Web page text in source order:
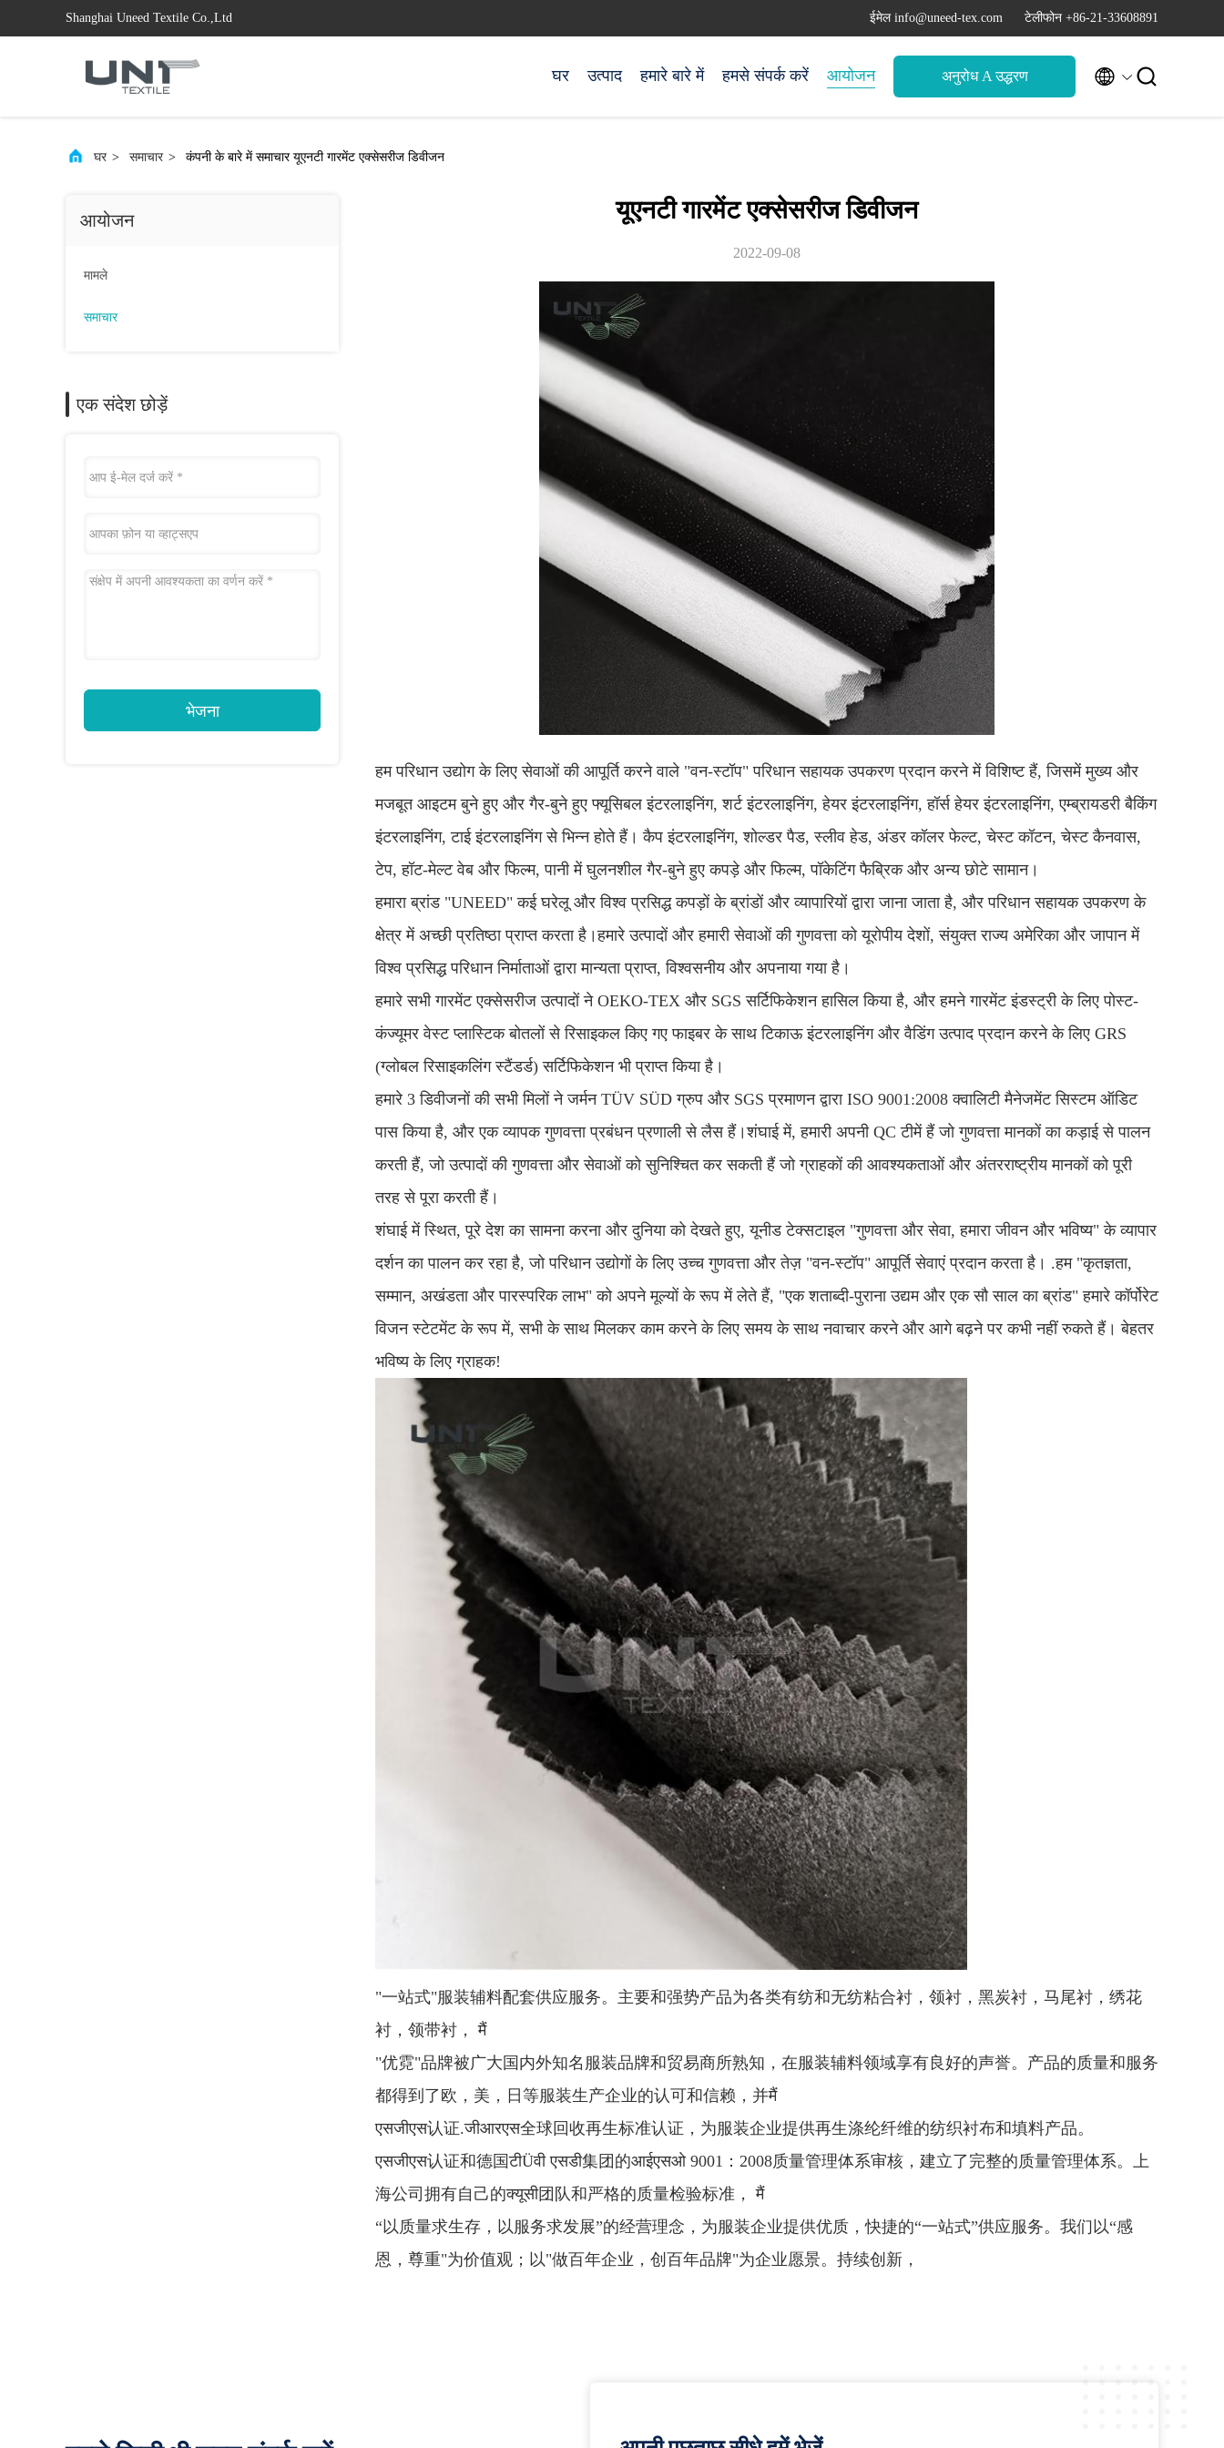
Shanghai Uneed Textile Co.,Ltd ईमेल info@uneed-tex.com टेलीफोन +86-21-33608891
घर उत्पाद हमारे बारे में हमसे संपर्क करें आयोजन अनुरोध A उद्धरण  
घर > समाचार > कंपनी के बारे में समाचार यूएनटी गारमेंट एक्सेसरीज डिवीजन
आयोजन
मामले
समाचार
एक संदेश छोड़ें
भेजना
यूएनटी गारमेंट एक्सेसरीज डिवीजन
2022-09-08
हम परिधान उद्योग के लिए सेवाओं की आपूर्ति करने वाले "वन-स्टॉप" परिधान सहायक उपकरण प्रदान करने में विशिष्ट हैं, जिसमें मुख्य और
मजबूत आइटम बुने हुए और गैर-बुने हुए फ्यूसिबल इंटरलाइनिंग, शर्ट इंटरलाइनिंग, हेयर इंटरलाइनिंग, हॉर्स हेयर इंटरलाइनिंग, एम्ब्रायडरी बैकिंग
इंटरलाइनिंग, टाई इंटरलाइनिंग से भिन्न होते हैं। कैप इंटरलाइनिंग, शोल्डर पैड, स्लीव हेड, अंडर कॉलर फेल्ट, चेस्ट कॉटन, चेस्ट कैनवास,
टेप, हॉट-मेल्ट वेब और फिल्म, पानी में घुलनशील गैर-बुने हुए कपड़े और फिल्म, पॉकेटिंग फैब्रिक और अन्य छोटे सामान।
हमारा ब्रांड "UNEED" कई घरेलू और विश्व प्रसिद्ध कपड़ों के ब्रांडों और व्यापारियों द्वारा जाना जाता है, और परिधान सहायक उपकरण के
क्षेत्र में अच्छी प्रतिष्ठा प्राप्त करता है।हमारे उत्पादों और हमारी सेवाओं की गुणवत्ता को यूरोपीय देशों, संयुक्त राज्य अमेरिका और जापान में
विश्व प्रसिद्ध परिधान निर्माताओं द्वारा मान्यता प्राप्त, विश्वसनीय और अपनाया गया है।
हमारे सभी गारमेंट एक्सेसरीज उत्पादों ने OEKO-TEX और SGS सर्टिफिकेशन हासिल किया है, और हमने गारमेंट इंडस्ट्री के लिए पोस्ट-
कंज्यूमर वेस्ट प्लास्टिक बोतलों से रिसाइकल किए गए फाइबर के साथ टिकाऊ इंटरलाइनिंग और वैडिंग उत्पाद प्रदान करने के लिए GRS
(ग्लोबल रिसाइकलिंग स्टैंडर्ड) सर्टिफिकेशन भी प्राप्त किया है।
हमारे 3 डिवीजनों की सभी मिलों ने जर्मन TÜV SÜD ग्रुप और SGS प्रमाणन द्वारा ISO 9001:2008 क्वालिटी मैनेजमेंट सिस्टम ऑडिट
पास किया है, और एक व्यापक गुणवत्ता प्रबंधन प्रणाली से लैस हैं।शंघाई में, हमारी अपनी QC टीमें हैं जो गुणवत्ता मानकों का कड़ाई से पालन
करती हैं, जो उत्पादों की गुणवत्ता और सेवाओं को सुनिश्चित कर सकती हैं जो ग्राहकों की आवश्यकताओं और अंतरराष्ट्रीय मानकों को पूरी
तरह से पूरा करती हैं।
शंघाई में स्थित, पूरे देश का सामना करना और दुनिया को देखते हुए, यूनीड टेक्सटाइल "गुणवत्ता और सेवा, हमारा जीवन और भविष्य" के व्यापार
दर्शन का पालन कर रहा है, जो परिधान उद्योगों के लिए उच्च गुणवत्ता और तेज़ "वन-स्टॉप" आपूर्ति सेवाएं प्रदान करता है। .हम "कृतज्ञता,
सम्मान, अखंडता और पारस्परिक लाभ" को अपने मूल्यों के रूप में लेते हैं, "एक शताब्दी-पुराना उद्यम और एक सौ साल का ब्रांड" हमारे कॉर्पोरेट
विजन स्टेटमेंट के रूप में, सभी के साथ मिलकर काम करने के लिए समय के साथ नवाचार करने और आगे बढ़ने पर कभी नहीं रुकते हैं। बेहतर
भविष्य के लिए ग्राहक!
"一站式"服装辅料配套供应服务。主要和强势产品为各类有纺和无纺粘合衬，领衬，黑炭衬，马尾衬，绣花
衬，领带衬， मैं
"优霓"品牌被广大国内外知名服装品牌和贸易商所熟知，在服装辅料领域享有良好的声誉。产品的质量和服务
都得到了欧，美，日等服装生产企业的认可和信赖，并मैं
एसजीएस认证.जीआरएस全球回收再生标准认证，为服装企业提供再生涤纶纤维的纺织衬布和填料产品。
एसजीएस认证和德国टीÜवी एसडी集团的आईएसओ 9001：2008质量管理体系审核，建立了完整的质量管理体系。上
海公司拥有自己的क्यूसी团队和严格的质量检验标准， मैं
“以质量求生存，以服务求发展”的经营理念，为服装企业提供优质，快捷的“一站式”供应服务。我们以“感
恩，尊重"为价值观；以"做百年企业，创百年品牌"为企业愿景。持续创新，